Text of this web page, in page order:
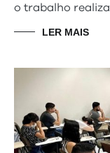
o trabalho
LER MAIS